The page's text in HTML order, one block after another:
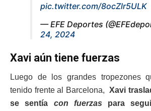
pic.twitter.com/8ocZlr5ULK
— EFE Deportes
24, 2024
Xavi aún tiene fuerzas
Luego de los grandes tropezones
tenido frente al Barcelona, Xavi
se sentía con fuerzas para